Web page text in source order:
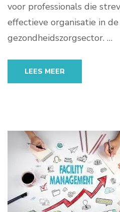
voor professionals die
effectieve organisatie in de
gezondheidszorgsector. …
LEES MEER